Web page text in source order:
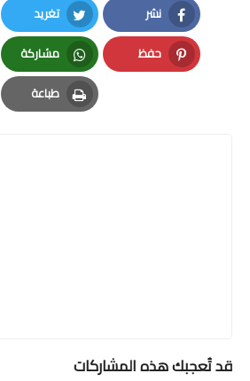
نشر
Facebook
تغريد
Twitter
حفظ
Pinterest
مشاركة
Whatsapp
طباعة
Print
قد تُعجبك هذه المشاركات